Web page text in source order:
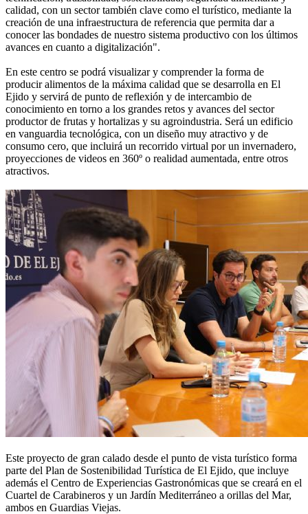
calidad, con un sector también clave como el turístico, mediante la
creación de una infraestructura de referencia que permita dar a
conocer las bondades de nuestro sistema productivo con los últimos
avances en cuanto a digitalización".
En este centro se podrá visualizar y comprender la forma de
producir alimentos de la máxima calidad que se desarrolla en El
Ejido y servirá de punto de reflexión y de intercambio de
conocimiento en torno a los grandes retos y avances del sector
productor de frutas y hortalizas y su agroindustria. Será un edificio
en vanguardia tecnológica, con un diseño muy atractivo y de
consumo cero, que incluirá un recorrido virtual por un invernadero,
proyecciones de videos en 360º o realidad aumentada, entre otros
atractivos.
Este proyecto de gran calado desde el punto de vista turístico forma
parte del Plan de Sostenibilidad Turística de El Ejido, que incluye
además el Centro de Experiencias Gastronómicas que se creará en el
Cuartel de Carabineros y un Jardín Mediterráneo a orillas del Mar,
ambos en Guardias Viejas.